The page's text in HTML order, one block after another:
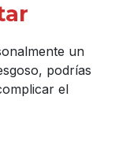
un
podrías
el